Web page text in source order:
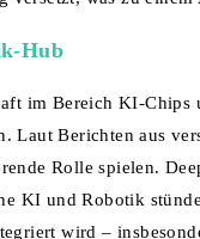
Hub
im Bereich KI-
Laut Berichten aus
Rolle spielen.
KI und Robotik
wird –